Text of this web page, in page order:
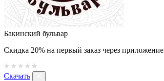
Бакинский бульвар
Скидка 20% на первый заказ через приложение
Скачать